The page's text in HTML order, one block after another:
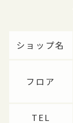
ショップ名
フロア
TEL